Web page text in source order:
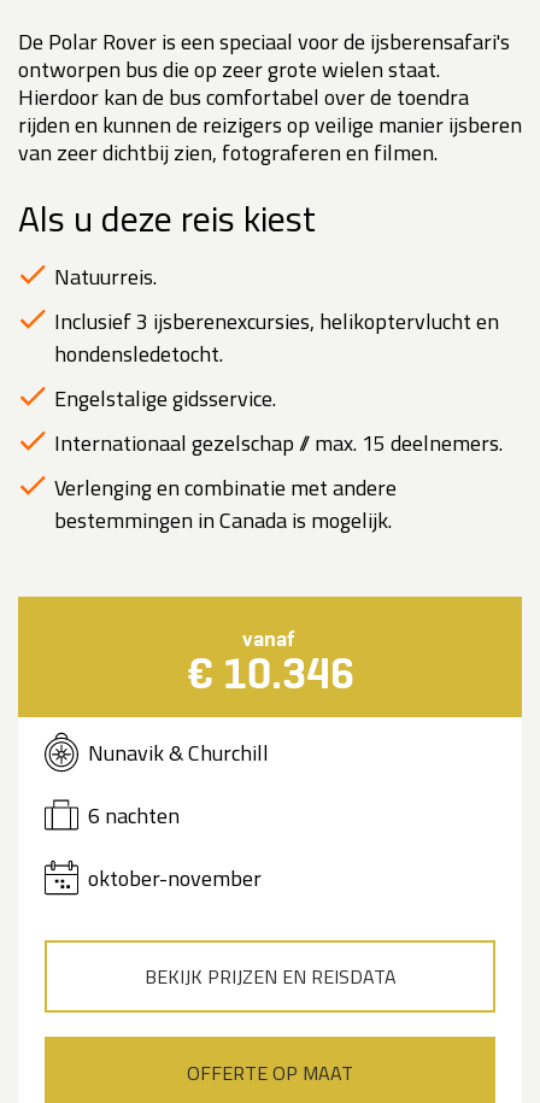
De Polar Rover is een speciaal voor de ijsberensafari's
ontworpen bus die op zeer grote wielen staat.
Hierdoor kan de bus comfortabel over de toendra
rijden en kunnen de reizigers op veilige manier ijsberen
van zeer dichtbij zien, fotograferen en filmen.
Als u deze reis kiest
Natuurreis.
Inclusief 3 ijsberenexcursies, helikoptervlucht en
hondensledetocht.
Engelstalige gidsservice.
Internationaal gezelschap // max. 15 deelnemers.
Verlenging en combinatie met andere
bestemmingen in Canada is mogelijk.
vanaf
€ 10.346
Nunavik & Churchill
6 nachten
oktober-november
BEKIJK PRIJZEN EN REISDATA
OFFERTE OP MAAT